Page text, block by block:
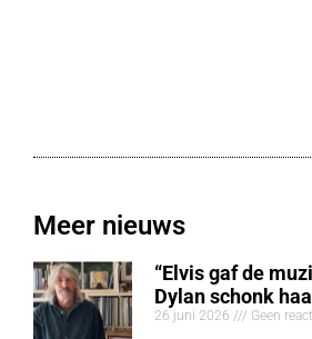
Meer nieuws
“Elvis gaf de
Dylan schonk
26 juni 2026 Geen